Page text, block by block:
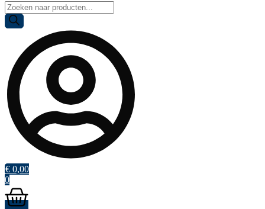
Producten
zoeken
€ 0,00
0